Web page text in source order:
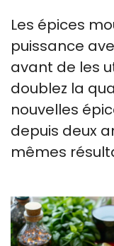
Les épices
puissance
avant de les
doublez la
nouvelles
depuis deux
mêmes